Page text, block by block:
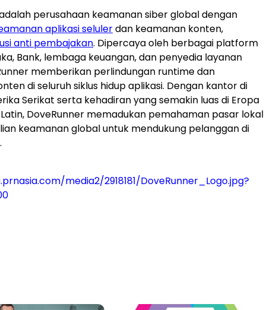
perusahaan keamanan siber global dengan
aplikasi selulerdan keamanan konten,
anti pembajakan. Dipercaya oleh berbagai platform
Bank, lembaga keuangan, dan penyedia layanan
memberikan perlindungan runtime dan
di seluruh siklus hidup aplikasi. Dengan kantor di
Serikat serta kehadiran yang semakin luas di Eropa
DoveRunner memadukan pemahaman pasar lokal
keamanan global untuk mendukung pelanggan di
media2/2918181/DoveRunner_Logo.jpg?